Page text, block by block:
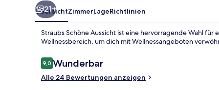
21+
ÜbersichtZimmerLageRichtlinien
Straubs Schöne Aussicht ist eine hervorragende Wahl
Wellnessbereich, um dich mit Wellnessangeboten
Bewertungen
9,09,0 von 10.
Wunderbar
Alle 24 Bewertungen anzeigen